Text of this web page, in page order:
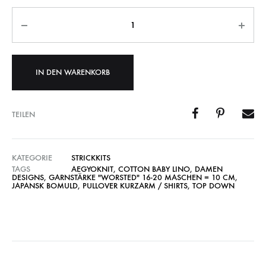
IN DEN WARENKORB
TEILEN
KATEGORIE
STRICKKITS
TAGS
AEGYOKNIT, COTTON BABY LINO, DAMEN
DESIGNS, GARNSTÄRKE "WORSTED" 16-20 MASCHEN = 10 CM,
JAPANSK BOMULD, PULLOVER KURZARM / SHIRTS, TOP DOWN